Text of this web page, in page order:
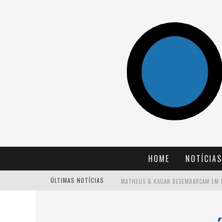
HOME NOTÍCIAS
ÚLTIMAS NOTÍCIAS